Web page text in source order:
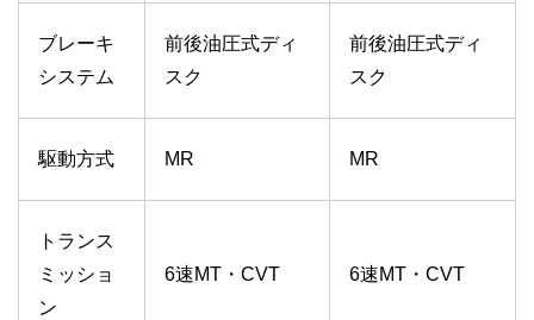
ブレーキ
システム
前後油圧式ディ
スク
前後油圧式ディ
スク
駆動方式 MR MR
トランス
ミッショ
ン
6速MT・CVT 6速MT・CVT